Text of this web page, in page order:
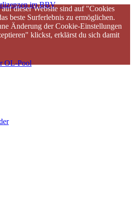
im BBV
OL-Pool
dieser Website sind auf "Cookies
beste Surferlebnis zu ermöglichen.
Änderung der Cookie-Einstellungen
klickst, erklärst du sich damit